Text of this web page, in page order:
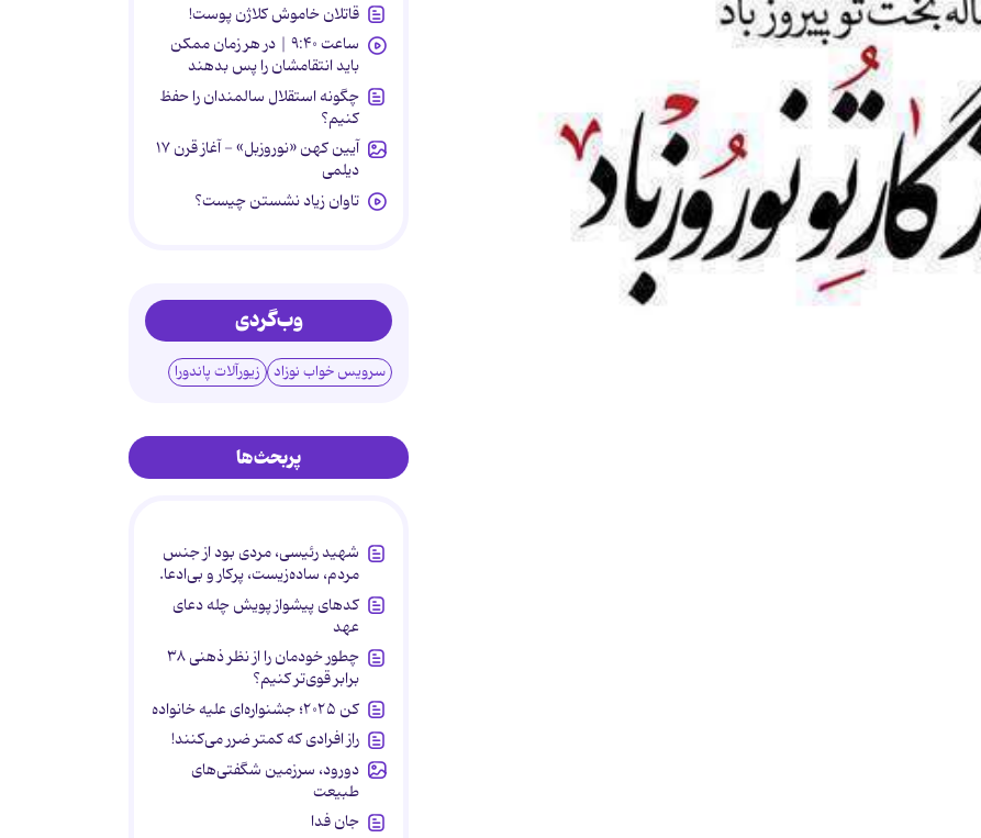
قاتلان خاموش کلاژن پوست!
ساعت ۹:۴۰ | در هر زمان ممکن
باید انتقامشان را پس بدهند
چگونه استقلال سالمندان را حفظ
کنیم؟
آیین کهن «نوروزبل» - آغاز قرن ۱۷
دیلمی
تاوان زیاد نشستن چیست؟
وب‌گردی
سرویس خواب نوزاد زیورآلات پاندورا
پربحث‌ها
شهید رئیسی، مردی بود از جنس
مردم، ساده‌زیست، پرکار و بی‌ادعا.
کدهای پیشواز پویش چله دعای
عهد
چطور خودمان را از نظر ذهنی ۳۸
برابر قوی‌تر کنیم؟
کن ۲۰۲۵؛ جشنواره‌ای علیه خانواده
راز افرادی که کمتر ضرر می‌کنند!
دورود، سرزمین شگفتی‌های
طبیعت
جان فدا